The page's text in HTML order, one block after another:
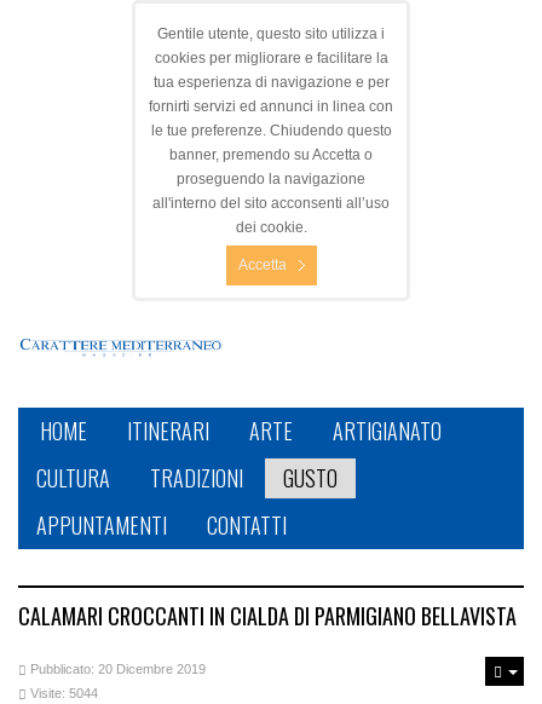
Gentile utente, questo sito utilizza i
cookies per migliorare e facilitare la
tua esperienza di navigazione e per
fornirti servizi ed annunci in linea con
le tue preferenze. Chiudendo questo
banner, premendo su Accetta o
proseguendo la navigazione
all'interno del sito acconsenti all’uso
dei cookie.
Accetta
HOME ITINERARI ARTE
ARTIGIANATO
CULTURA
TRADIZIONI
GUSTO
APPUNTAMENTI
CONTATTI
CALAMARI CROCCANTI IN CIALDA DI PARMIGIANO BELLAVISTA
Pubblicato: 20 Dicembre 2019
Visite: 5044